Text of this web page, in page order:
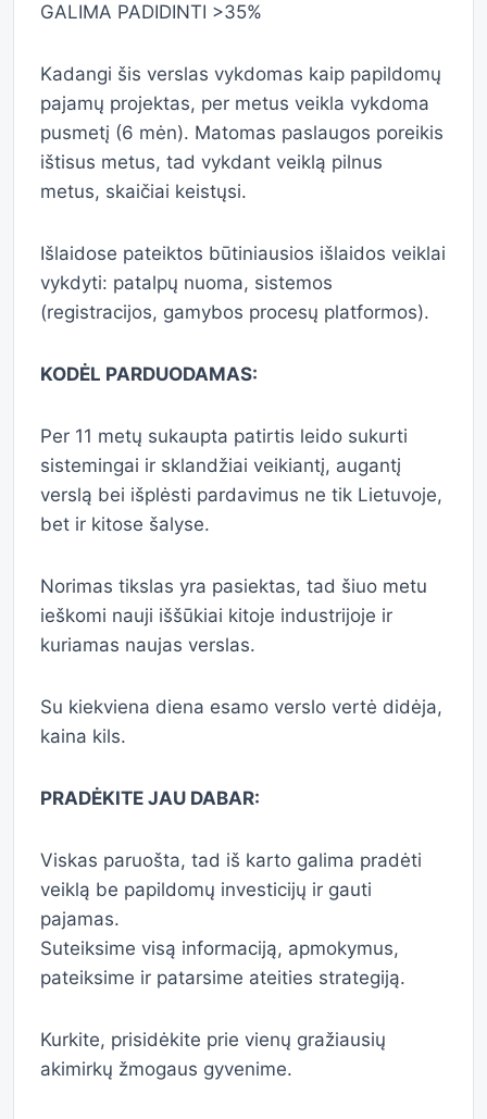
GALIMA PADIDINTI >35%
Kadangi šis verslas vykdomas kaip papildomų
pajamų projektas, per metus veikla vykdoma
pusmetį (6 mėn). Matomas paslaugos poreikis
ištisus metus, tad vykdant veiklą pilnus
metus, skaičiai keistųsi.
Išlaidose pateiktos būtiniausios išlaidos veiklai
vykdyti: patalpų nuoma, sistemos
(registracijos, gamybos procesų platformos).
KODĖL PARDUODAMAS:
Per 11 metų sukaupta patirtis leido sukurti
sistemingai ir sklandžiai veikiantį, augantį
verslą bei išplėsti pardavimus ne tik Lietuvoje,
bet ir kitose šalyse.
Norimas tikslas yra pasiektas, tad šiuo metu
ieškomi nauji iššūkiai kitoje industrijoje ir
kuriamas naujas verslas.
Su kiekviena diena esamo verslo vertė didėja,
kaina kils.
PRADĖKITE JAU DABAR:
Viskas paruošta, tad iš karto galima pradėti
veiklą be papildomų investicijų ir gauti
pajamas.
Suteiksime visą informaciją, apmokymus,
pateiksime ir patarsime ateities strategiją.
Kurkite, prisidėkite prie vienų gražiausių
akimirkų žmogaus gyvenime.